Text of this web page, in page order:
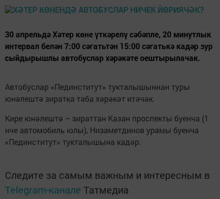
30 апрельдә Хәтер көне үткәрелү сәбәпле, 20 минутлык
интервал белән 7:00 сәгатьтән 15:00 сәгатькә кадәр зур
сыйдырышлы автобуслар хәрәкәте оештырылачак.
Автобуслар «Пединститут» тукталышыннан туры
юнәлештә зиратка таба хәрәкәт итәчәк.
Кире юнәлештә – зираттан Казан проспекты буенча (1
нче автомобиль юлы), Низаметдинов урамы буенча
«Пединститут» тукталышына кадәр.
Следите за самым важным и интересным в
Telegram-канале Татмедиа